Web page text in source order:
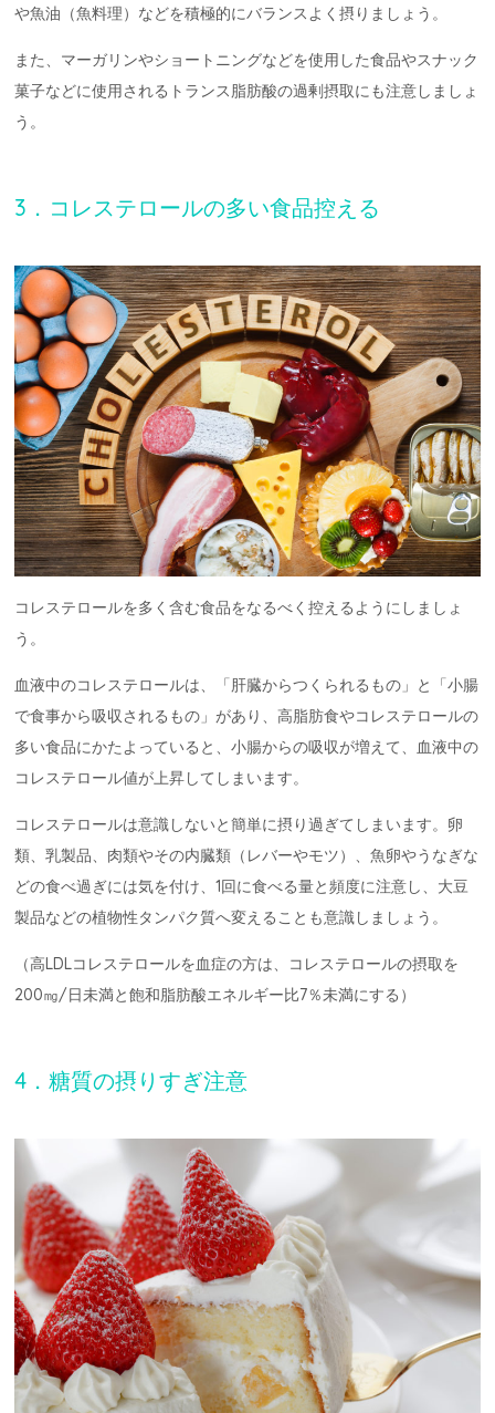
や魚油（魚料理）などを積極的にバランスよく摂りましょう。
また、マーガリンやショートニングなどを使用した食品やスナック
菓子などに使用されるトランス脂肪酸の過剰摂取にも注意しましょ
う。
3．コレステロールの多い食品控える
コレステロールを多く含む食品をなるべく控えるようにしましょ
う。
血液中のコレステロールは、「肝臓からつくられるもの」と「小腸
で食事から吸収されるもの」があり、高脂肪食やコレステロールの
多い食品にかたよっていると、小腸からの吸収が増えて、血液中の
コレステロール値が上昇してしまいます。
コレステロールは意識しないと簡単に摂り過ぎてしまいます。卵
類、乳製品、肉類やその内臓類（レバーやモツ）、魚卵やうなぎな
どの食べ過ぎには気を付け、1回に食べる量と頻度に注意し、大豆
製品などの植物性タンパク質へ変えることも意識しましょう。
（高LDLコレステロールを血症の方は、コレステロールの摂取を
200㎎/日未満と飽和脂肪酸エネルギー比7％未満にする）
4．糖質の摂りすぎ注意